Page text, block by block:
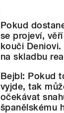
Pokud
se projeví,
kouči Deniovi.
na skladbu
Bejbl: Pokud
vyjde, tak
očekávat
španělskému